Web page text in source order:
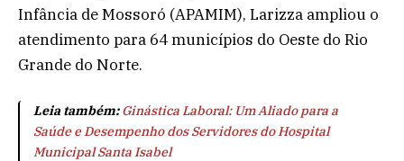
Infância de Mossoró (APAMIM), Larizza ampliou o
atendimento para 64 municípios do Oeste do Rio
Grande do Norte.
Leia também: Ginástica Laboral: Um Aliado para a
Saúde e Desempenho dos Servidores do Hospital
Municipal Santa Isabel